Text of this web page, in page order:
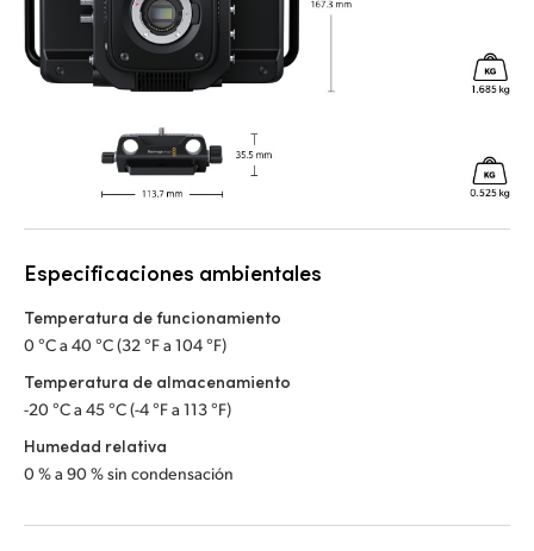
Especificaciones ambientales
Temperatura de funcionamiento
0 °C a 40 °C (32 °F a 104 °F)
Temperatura de almacenamiento
-20 °C a 45 °C (-4 °F a 113 °F)
Humedad relativa
0 % a 90 % sin condensación